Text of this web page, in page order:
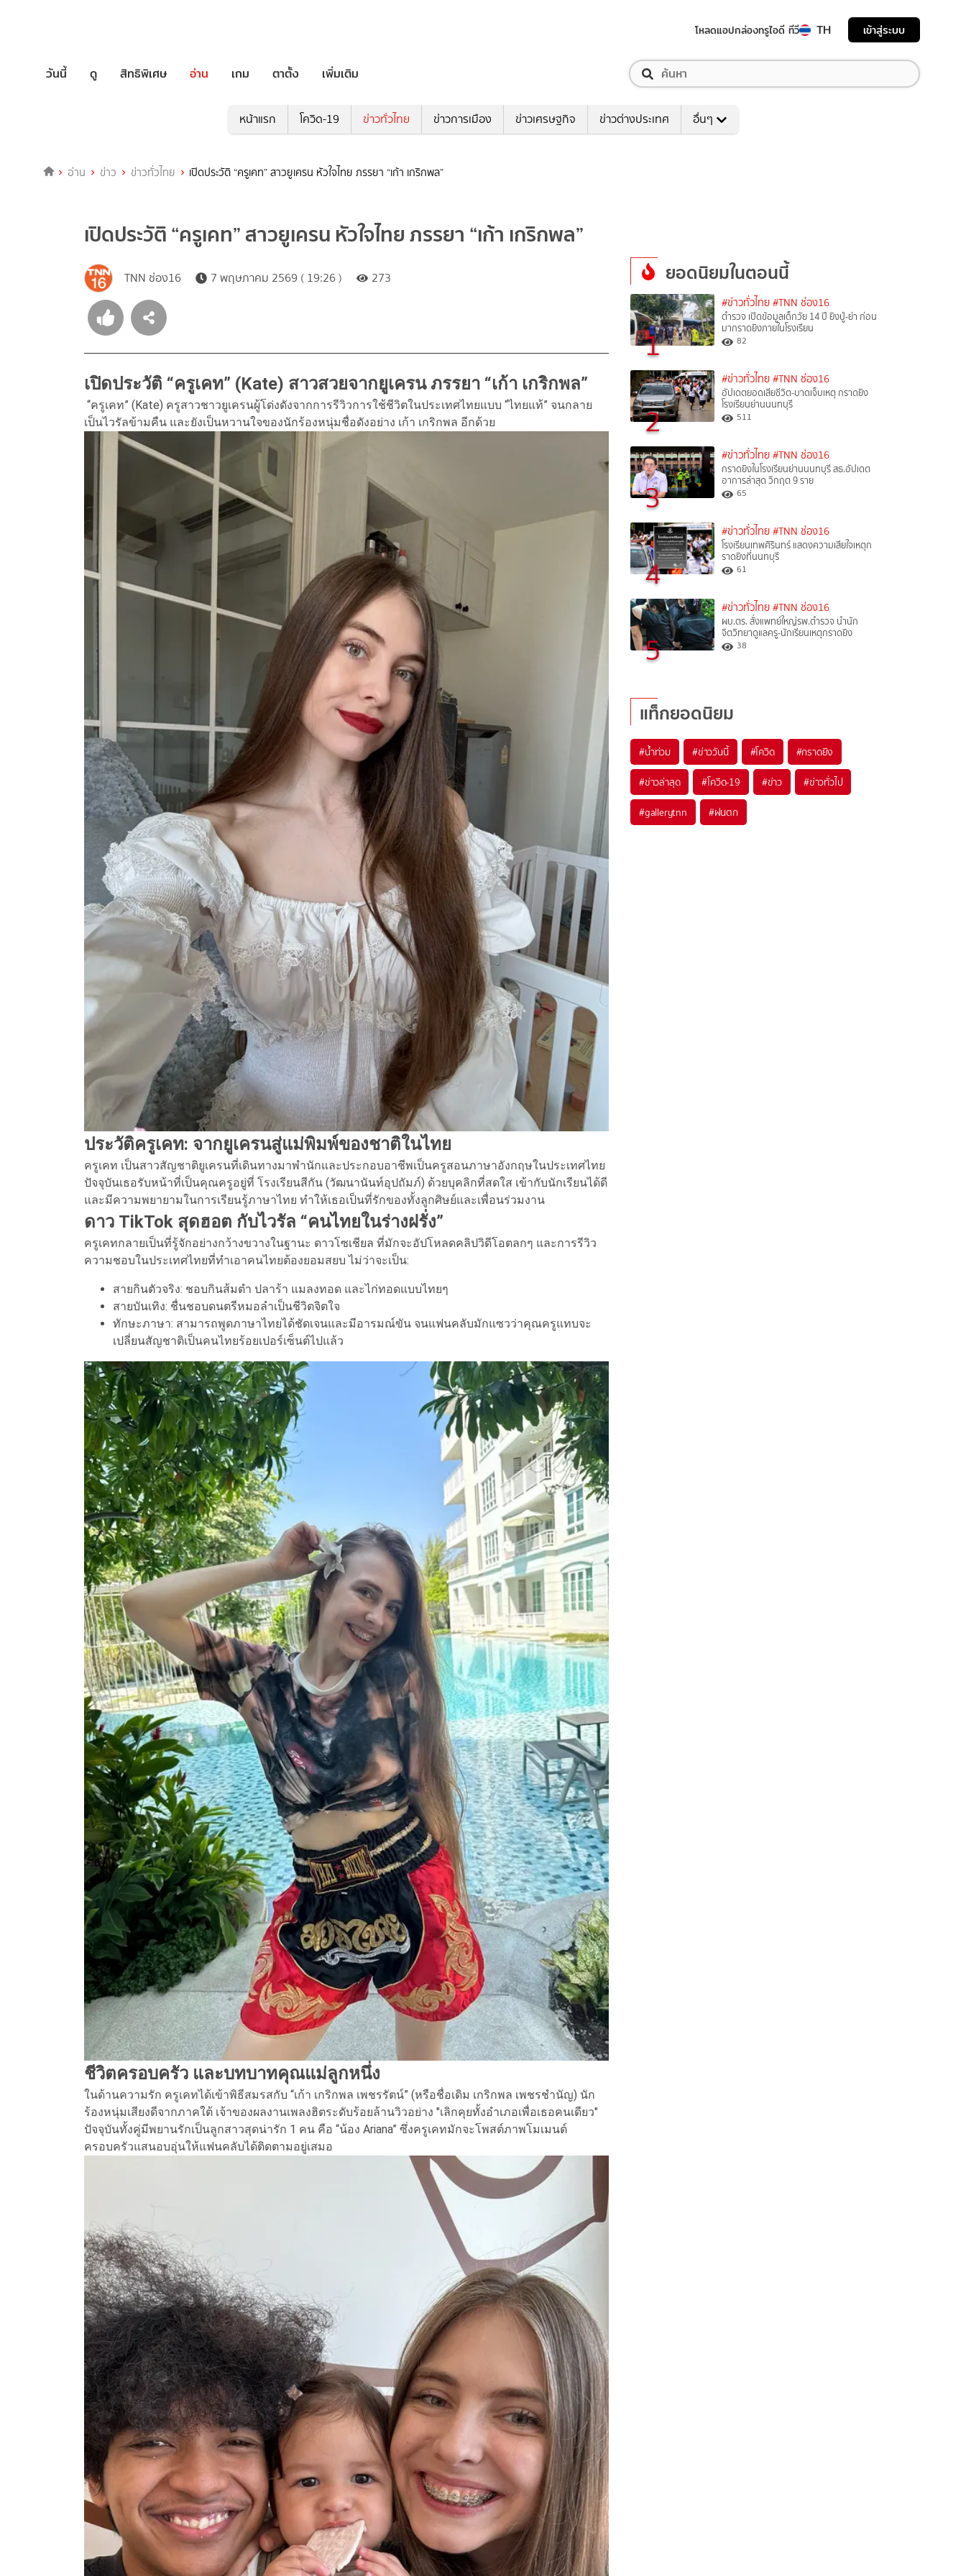
โหลดแอปกล่องทรูไอดี ทีวี TH เข้าสู่ระบบ
วันนี้ ดู สิทธิพิเศษ อ่าน เกม ตาตั้ง เพิ่มเติม
หน้าแรก โควิด-19 ข่าวทั่วไทย ข่าวการเมือง ข่าวเศรษฐกิจ ข่าวต่างประเทศ อื่นๆ
อ่าน ข่าว ข่าวทั่วไทย เปิดประวัติ “ครูเคท” สาวยูเครน หัวใจไทย ภรรยา “เก้า เกริกพล”
เปิดประวัติ “ครูเคท” สาวยูเครน หัวใจไทย ภรรยา “เก้า เกริกพล”
TNN ช่อง16 7 พฤษภาคม 2569 ( 19:26 ) 273
เปิดประวัติ “ครูเคท” (Kate) สาวสวยจากยูเครน ภรรยา “เก้า เกริกพล”
“ครูเคท” (Kate) ครูสาวชาวยูเครนผู้โด่งดังจากการรีวิวการใช้ชีวิตในประเทศไทยแบบ “ไทยแท้” จนกลาย
เป็นไวรัลข้ามคืน และยังเป็นหวานใจของนักร้องหนุ่มชื่อดังอย่าง เก้า เกริกพล อีกด้วย
ประวัติครูเคท: จากยูเครนสู่แม่พิมพ์ของชาติในไทย
ครูเคท เป็นสาวสัญชาติยูเครนที่เดินทางมาพำนักและประกอบอาชีพเป็นครูสอนภาษาอังกฤษในประเทศไทย
ปัจจุบันเธอรับหน้าที่เป็นคุณครูอยู่ที่ โรงเรียนสีกัน (วัฒนานันท์อุปถัมภ์) ด้วยบุคลิกที่สดใส เข้ากับนักเรียนได้ดี
และมีความพยายามในการเรียนรู้ภาษาไทย ทำให้เธอเป็นที่รักของทั้งลูกศิษย์และเพื่อนร่วมงาน
ดาว TikTok สุดฮอต กับไวรัล “คนไทยในร่างฝรั่ง”
ครูเคทกลายเป็นที่รู้จักอย่างกว้างขวางในฐานะ ดาวโซเชียล ที่มักจะอัปโหลดคลิปวิดีโอตลกๆ และการรีวิว
ความชอบในประเทศไทยที่ทำเอาคนไทยต้องยอมสยบ ไม่ว่าจะเป็น:
สายกินตัวจริง: ชอบกินส้มตำ ปลาร้า แมลงทอด และไก่ทอดแบบไทยๆ
สายบันเทิง: ชื่นชอบดนตรีหมอลำเป็นชีวิตจิตใจ
ทักษะภาษา: สามารถพูดภาษาไทยได้ชัดเจนและมีอารมณ์ขัน จนแฟนคลับมักแซวว่าคุณครูแทบจะ
เปลี่ยนสัญชาติเป็นคนไทยร้อยเปอร์เซ็นต์ไปแล้ว
ชีวิตครอบครัว และบทบาทคุณแม่ลูกหนึ่ง
ในด้านความรัก ครูเคทได้เข้าพิธีสมรสกับ “เก้า เกริกพล เพชรรัตน์” (หรือชื่อเดิม เกริกพล เพชรชำนัญ) นัก
ร้องหนุ่มเสียงดีจากภาคใต้ เจ้าของผลงานเพลงฮิตระดับร้อยล้านวิวอย่าง "เลิกคุยทั้งอำเภอเพื่อเธอคนเดียว"
ปัจจุบันทั้งคู่มีพยานรักเป็นลูกสาวสุดน่ารัก 1 คน คือ “น้อง Ariana” ซึ่งครูเคทมักจะโพสต์ภาพโมเมนต์
ครอบครัวแสนอบอุ่นให้แฟนคลับได้ติดตามอยู่เสมอ
ยอดนิยมในตอนนี้
1
#ข่าวทั่วไทย #TNN ช่อง16
ตำรวจ เปิดข้อมูลเด็กวัย 14 ปี ยิงปู่-ย่า ก่อน
มากราดยิงภายในโรงเรียน
82
2
#ข่าวทั่วไทย #TNN ช่อง16
อัปเดตยอดเสียชีวิต-บาดเจ็บเหตุ กราดยิง
โรงเรียนย่านนนทบุรี
511
3
#ข่าวทั่วไทย #TNN ช่อง16
กราดยิงในโรงเรียนย่านนนทบุรี สธ.อัปเดต
อาการล่าสุด วิกฤต 9 ราย
65
4
#ข่าวทั่วไทย #TNN ช่อง16
โรงเรียนเทพศิรินทร์ แสดงความเสียใจเหตุก
ราดยิงที่นนทบุรี
61
5
#ข่าวทั่วไทย #TNN ช่อง16
ผบ.ตร. สั่งแพทย์ใหญ่รพ.ตำรวจ นำนัก
จิตวิทยาดูแลครู-นักเรียนเหตุกราดยิง
38
แท็กยอดนิยม
#น้ำท่วม #ข่าววันนี้ #โควิด #กราดยิง
#ข่าวล่าสุด #โควิด-19 #ข่าว #ข่าวทั่วไป
#gallerytnn #ฝนตก